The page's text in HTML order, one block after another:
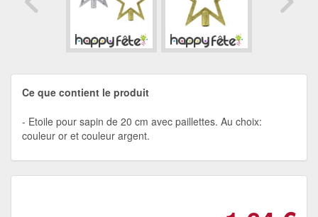
Ce que contient le produit
Etoile pour sapin de 20 cm avec paillettes. Au choix:
couleur or et couleur argent.